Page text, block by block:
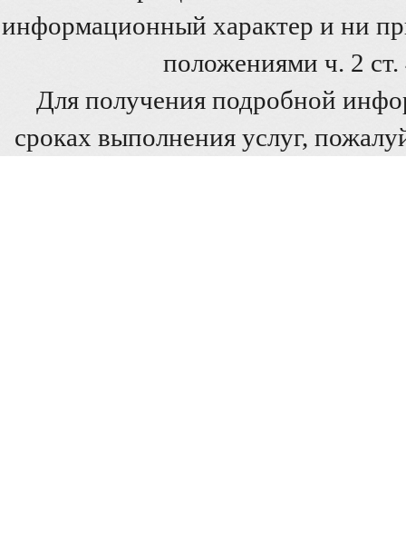
информационный характер и ни
положениями ч. 2
Для получения подробной
сроках выполнения услуг,